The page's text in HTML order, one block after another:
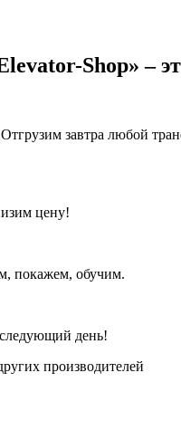
Shop» –
завтра любой
цену!
покажем, обучим.
день!
производителей